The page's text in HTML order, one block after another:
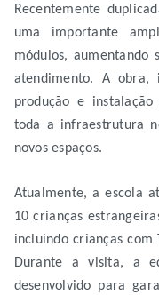
Recentemente
uma importante
módulos, aumentando
atendimento. A obra,
produção e
toda a infraestrutura
novos espaços.
Atualmente, a escola
10 crianças
incluindo crianças com
Durante a visita, a
desenvolvido para